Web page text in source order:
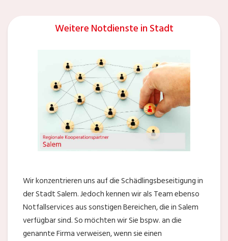
Weitere Notdienste in Stadt
Wir konzentrieren uns auf die Schädlingsbeseitigung in
der Stadt Salem. Jedoch kennen wir als Team ebenso
Notfallservices aus sonstigen Bereichen, die in Salem
verfügbar sind. So möchten wir Sie bspw. an die
genannte Firma verweisen, wenn sie einen